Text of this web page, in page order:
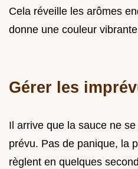
Cela réveille les arômes
donne une couleur
Gérer les
Il arrive que la sauce ne
prévu. Pas de panique, la
règlent en quelques